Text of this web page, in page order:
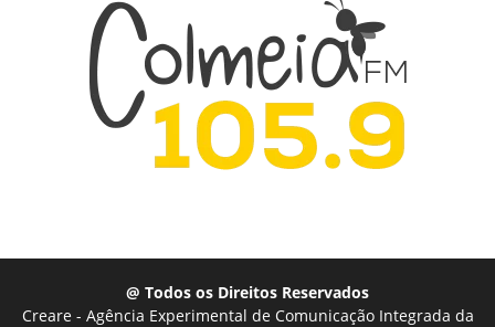
@ Todos os Direitos Reservados
Creare - Agência Experimental de Comunicação Integrada da